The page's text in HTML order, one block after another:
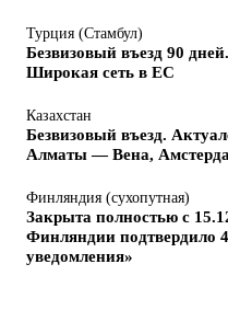
Турция (Стамбул)
Безвизовый въезд 90
Широкая сеть в ЕС
Казахстан
Безвизовый въезд.
Алматы — Вена,
Финляндия (сухопутная)
Закрыта полностью с
Финляндии подтвердило
уведомления»